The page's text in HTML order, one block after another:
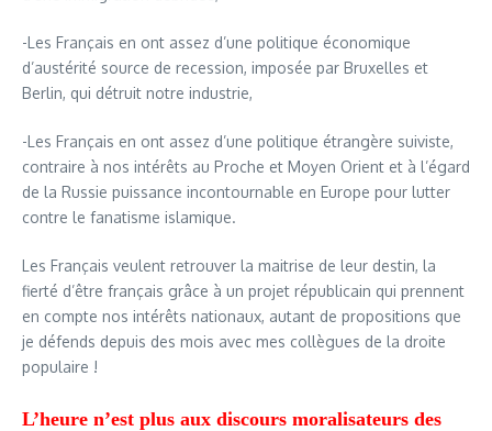
-Les Français en ont assez d’une politique économique
d’austérité source de recession, imposée par Bruxelles et
Berlin, qui détruit notre industrie,
-Les Français en ont assez d’une politique étrangère suiviste,
contraire à nos intérêts au Proche et Moyen Orient et à l’égard
de la Russie puissance incontournable en Europe pour lutter
contre le fanatisme islamique.
Les Français veulent retrouver la maitrise de leur destin, la
fierté d’être français grâce à un projet républicain qui prennent
en compte nos intérêts nationaux, autant de propositions que
je défends depuis des mois avec mes collègues de la droite
populaire !
L’heure n’est plus aux discours moralisateurs des